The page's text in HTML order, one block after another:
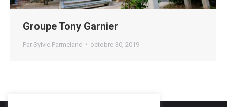
Groupe Tony Garnier
Par Sylvie Parmeland octobre 30, 2019